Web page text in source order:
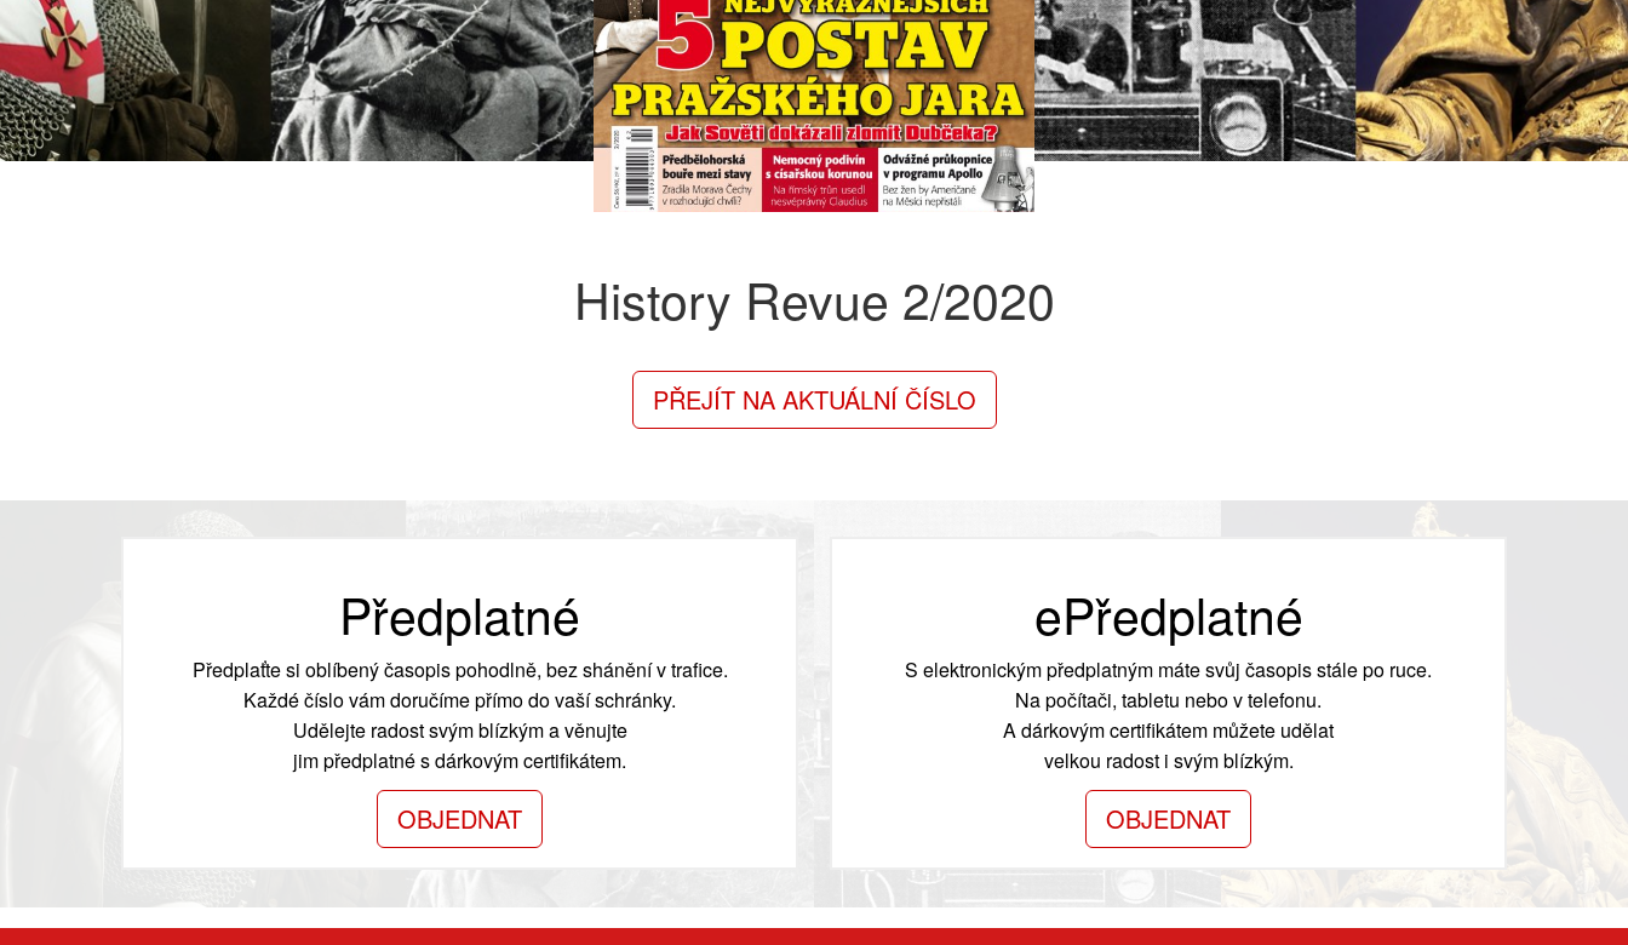
History Revue 2/2020
PŘEJÍT NA AKTUÁLNÍ ČÍSLO
Předplatné
Předplaťte si oblíbený časopis pohodlně, bez shánění v trafice.
Každé číslo vám doručíme přímo do vaší schránky.
Udělejte radost svým blízkým a věnujte
jim předplatné s dárkovým certifikátem.
OBJEDNAT
ePředplatné
S elektronickým předplatným máte svůj časopis stále po ruce.
Na počítači, tabletu nebo v telefonu.
A dárkovým certifikátem můžete udělat
velkou radost i svým blízkým.
OBJEDNAT